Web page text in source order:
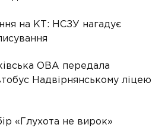
на КТ: НСЗУ нагадує
ОВА передала
Надвірнянському ліцею
«Глухота не вирок»